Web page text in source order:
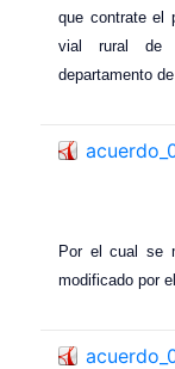
que contrate el
vial rural de
departamento
Por el cual se
modificado por